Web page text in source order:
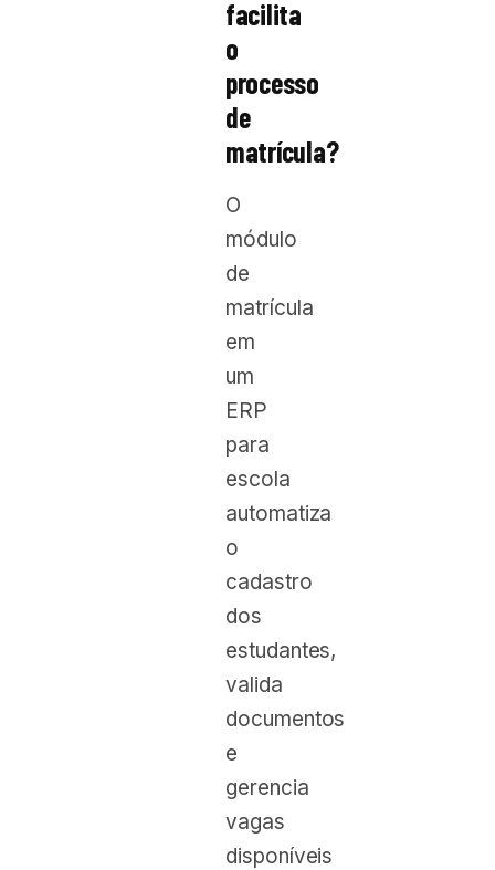
facilita
o
processo
de
matrícula?
O
módulo
de
matrícula
em
um
ERP
para
escola
automatiza
o
cadastro
dos
estudantes,
valida
documentos
e
gerencia
vagas
disponíveis